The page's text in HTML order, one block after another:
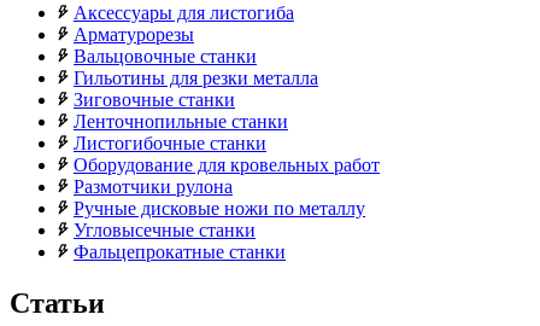
Аксессуары для листогиба
Арматурорезы
Вальцовочные станки
Гильотины для резки металла
Зиговочные станки
Ленточнопильные станки
Листогибочные станки
Оборудование для кровельных работ
Размотчики рулона
Ручные дисковые ножи по металлу
Угловысечные станки
Фальцепрокатные станки
Статьи